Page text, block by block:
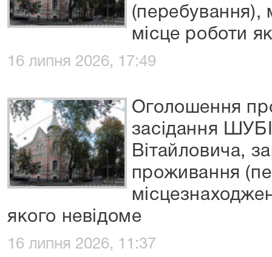
(перебування),
місце роботи
16 липня 2026, 17:49
Оголошення
засідання
Вітайловича,
проживання
якого невідоме
16 липня 2026, 11:37